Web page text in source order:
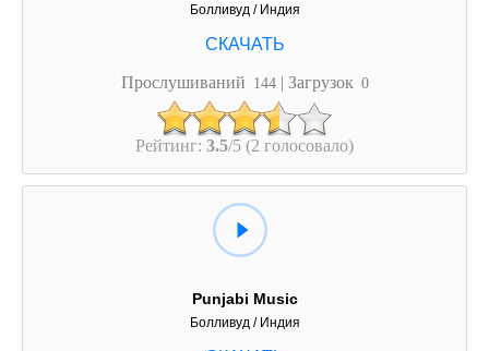
Болливуд / Индия
Прослушиваний 144 | Загрузок 0
Рейтинг: 3.5/5 (2 голосовало)
Punjabi Music
Болливуд / Индия